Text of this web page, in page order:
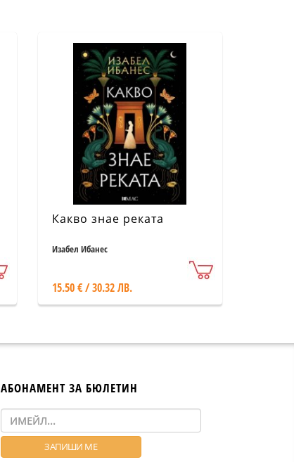
Какво знае реката
Изабел Ибанес
15.50 € / 30.32 ЛВ.
АБОНАМЕНТ ЗА БЮЛЕТИН